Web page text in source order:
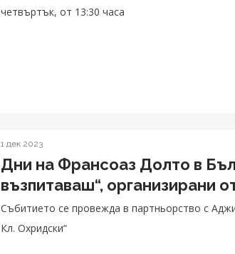
четвъртък, от 13:30 часа
1 дек 2023
Дни на Франсоаз Долто в
възпитаваш“, организирани
Събитието се провежда в партньорство с
Кл. Охридски“